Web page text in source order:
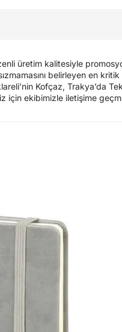
üretim kalitesiyle
belirleyen en
Kofçaz, Trakya’da
için ekibimizle iletişime